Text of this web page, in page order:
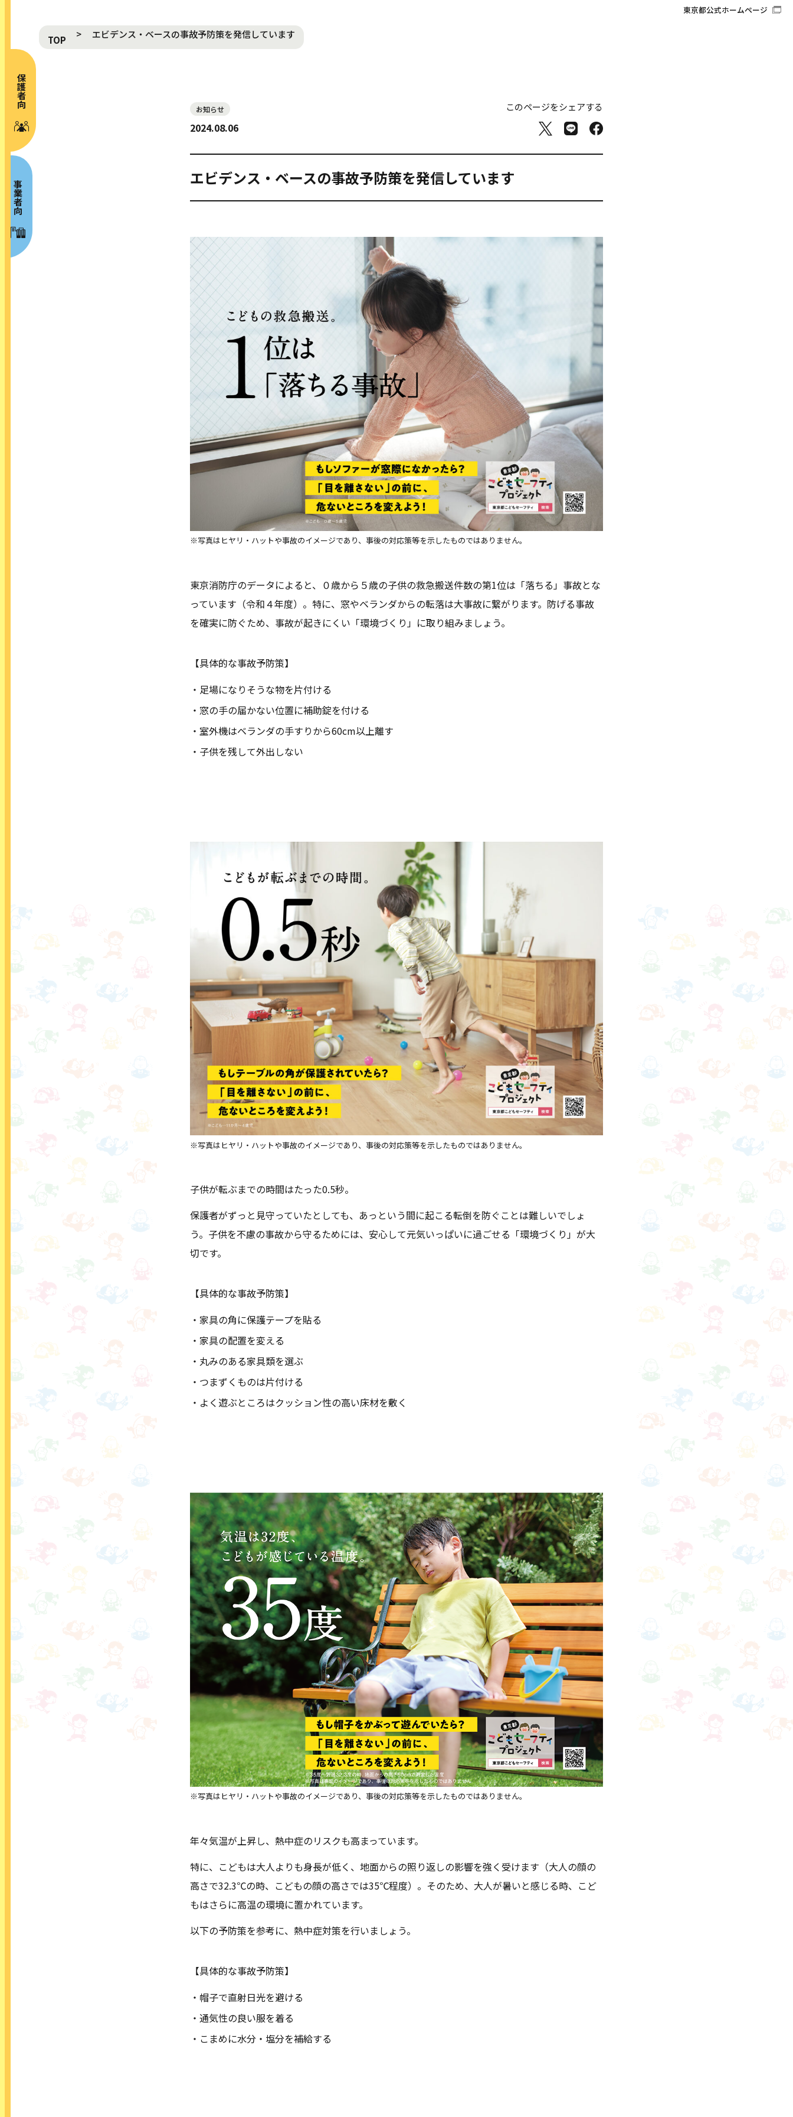
保護者向け
事業者向け
NEWS 新着
ABOUT プロジェクト概要
MOVIE 動画
GALLERY ギャラリー
RISK MAP リスクマップ
SPECIAL CONTENTS
東京都公式ホームページ
TOP エビデンス・ベースの事故予防策を発信しています
お知らせ
2024.08.06
このページをシェアする
エビデンス・ベースの事故予防策を発信しています
※写真はヒヤリ・ハットや事故のイメージであり、事後の対応策等を示したものではありません。
東京消防庁のデータによると、０歳から５歳の子供の救急搬送件数の第1位は「落ちる」事故とな
っています（令和４年度）。特に、窓やベランダからの転落は大事故に繋がります。防げる事故
を確実に防ぐため、事故が起きにくい「環境づくり」に取り組みましょう。
【具体的な事故予防策】
・足場になりそうな物を片付ける
・窓の手の届かない位置に補助錠を付ける
・室外機はベランダの手すりから60cm以上離す
・子供を残して外出しない
※写真はヒヤリ・ハットや事故のイメージであり、事後の対応策等を示したものではありません。
子供が転ぶまでの時間はたった0.5秒。
保護者がずっと見守っていたとしても、あっという間に起こる転倒を防ぐことは難しいでしょ
う。子供を不慮の事故から守るためには、安心して元気いっぱいに過ごせる「環境づくり」が大
切です。
【具体的な事故予防策】
・家具の角に保護テープを貼る
・家具の配置を変える
・丸みのある家具類を選ぶ
・つまずくものは片付ける
・よく遊ぶところはクッション性の高い床材を敷く
※写真はヒヤリ・ハットや事故のイメージであり、事後の対応策等を示したものではありません。
年々気温が上昇し、熱中症のリスクも高まっています。
特に、こどもは大人よりも身長が低く、地面からの照り返しの影響を強く受けます（大人の顔の
高さで32.3℃の時、こどもの顔の高さでは35℃程度）。そのため、大人が暑いと感じる時、こど
もはさらに高温の環境に置かれています。
以下の予防策を参考に、熱中症対策を行いましょう。
【具体的な事故予防策】
・帽子で直射日光を避ける
・通気性の良い服を着る
・こまめに水分・塩分を補給する